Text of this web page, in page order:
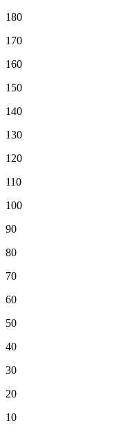
180
170
160
150
140
130
120
110
100
90
80
70
60
50
40
30
20
10